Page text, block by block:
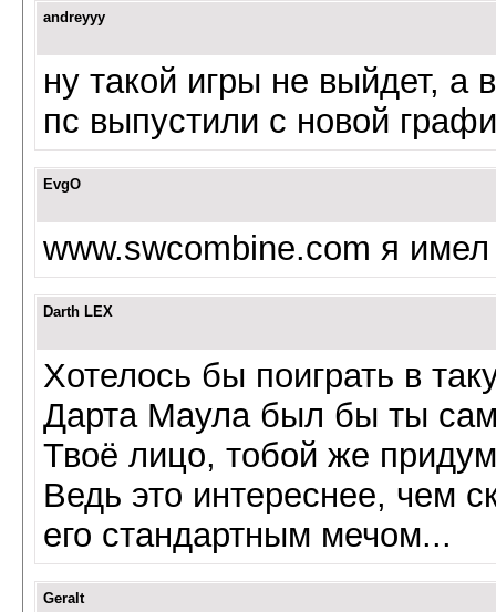
andreyyy
ну такой игры не выйдет, а
пс выпустили с новой
EvgO
www.swcombine.com я
Darth LEX
Хотелось бы поиграть в
Дарта Маула был бы ты
Твоё лицо, тобой же
Ведь это интереснее, чем
его стандартным мечом...
Geralt